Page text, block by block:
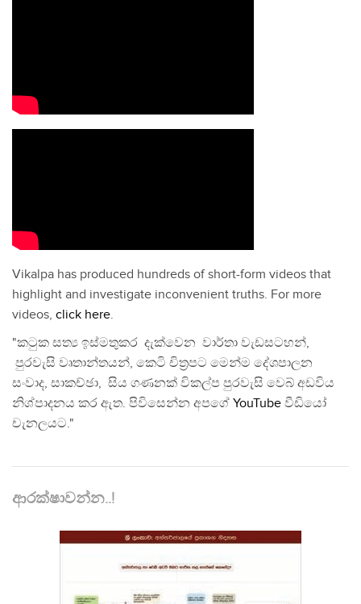
Vikalpa has produced hundreds of short-form videos that
highlight and investigate inconvenient truths. For more
videos, click here.
"කටුක සත්‍ය ඉස්මතුකර දැක්වෙන වාර්තා වැඩසටහන්,
පුරවැසි වෘතාන්තයන්, කෙටි චිත්‍රපට මෙන්ම දේශපාලන
සංවාද, සාකච්ඡා, සිය ගණනක් විකල්ප පුරවැසි වෙබ් අඩවිය
නිශ්පාදනය කර ඇත. පිවිසෙන්න අපගේ YouTube වීඩියෝ
චැනලයට."
ආරක්ෂාවන්න..!